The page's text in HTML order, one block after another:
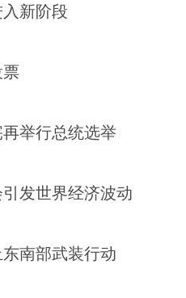
新阶段
举行总统选举
发世界经济波动
南部武装行动